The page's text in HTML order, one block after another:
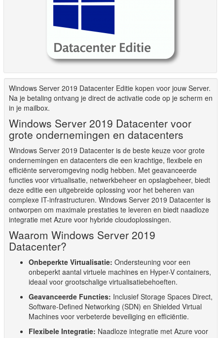
Windows Server 2019 Datacenter Editie kopen voor jouw Server.
Na je betaling ontvang je direct de activatie code op je scherm en
in je mailbox.
Windows Server 2019 Datacenter voor
grote ondernemingen en datacenters
Windows Server 2019 Datacenter is de beste keuze voor grote
ondernemingen en datacenters die een krachtige, flexibele en
efficiënte serveromgeving nodig hebben. Met geavanceerde
functies voor virtualisatie, netwerkbeheer en opslagbeheer, biedt
deze editie een uitgebreide oplossing voor het beheren van
complexe IT-infrastructuren. Windows Server 2019 Datacenter is
ontworpen om maximale prestaties te leveren en biedt naadloze
integratie met Azure voor hybride cloudoplossingen.
Waarom Windows Server 2019
Datacenter?
Onbeperkte Virtualisatie: Ondersteuning voor een
onbeperkt aantal virtuele machines en Hyper-V containers,
ideaal voor grootschalige virtualisatiebehoeften.
Geavanceerde Functies: Inclusief Storage Spaces Direct,
Software-Defined Networking (SDN) en Shielded Virtual
Machines voor verbeterde beveiliging en efficiëntie.
Flexibele Integratie: Naadloze integratie met Azure voor